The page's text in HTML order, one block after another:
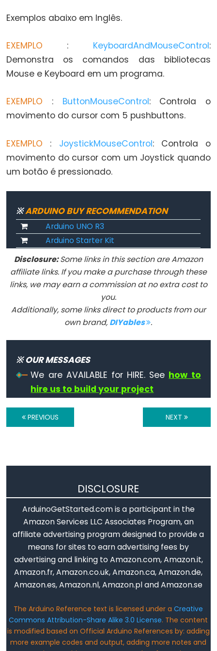
Constantes
&
Qualifiers
const
escopo
static
Digital
IO
digitalRead()
digitalWrite()
analogRead()
analogReference()
analogWrite()
noTone()
pulseIn()
pulseInLong()
shiftOut()
tone()
Serial
Serial
Exemplos abaixo em Inglês.
EXEMPLO : KeyboardAndMouseControl:
Demonstra os comandos das bibliotecas
Mouse e Keyboard em um programa.
EXEMPLO : ButtonMouseControl: Controla o
movimento do cursor com 5 pushbuttons.
EXEMPLO : JoystickMouseControl: Controla o
movimento do cursor com um Joystick quando
um botão é pressionado.
※ARDUINO BUY RECOMMENDATION
Arduino UNO R3
Arduino Starter Kit
Disclosure:Some links in this section are Amazon
affiliate links. If you make a purchase through these
links, we may earn a commission at no extra cost to
you.
Additionally, some links direct to products from our
own brand, DIYables .
※ OUR MESSAGES
We are AVAILABLE for HIRE. See how to
hire us to build your project
PREVIOUS NEXT
DISCLOSURE
ArduinoGetStarted.com is a participant in the
Amazon Services LLC Associates Program, an
affiliate advertising program designed to provide a
means for sites to earn advertising fees by
advertising and linking to Amazon.com, Amazon.it,
Amazon.fr, Amazon.co.uk, Amazon.ca, Amazon.de,
Amazon.es, Amazon.nl, Amazon.pl and Amazon.se
The Arduino Reference text is licensed under aCreative
Commons Attribution-Share Alike 3.0 License. The content
is modified based on Official Arduino References by: adding
more example codes and output, adding more notes and